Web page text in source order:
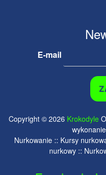
E-mail
Copyright © 2026 Krokodyle
Nurkowanie :: Kursy
nurkowy ::